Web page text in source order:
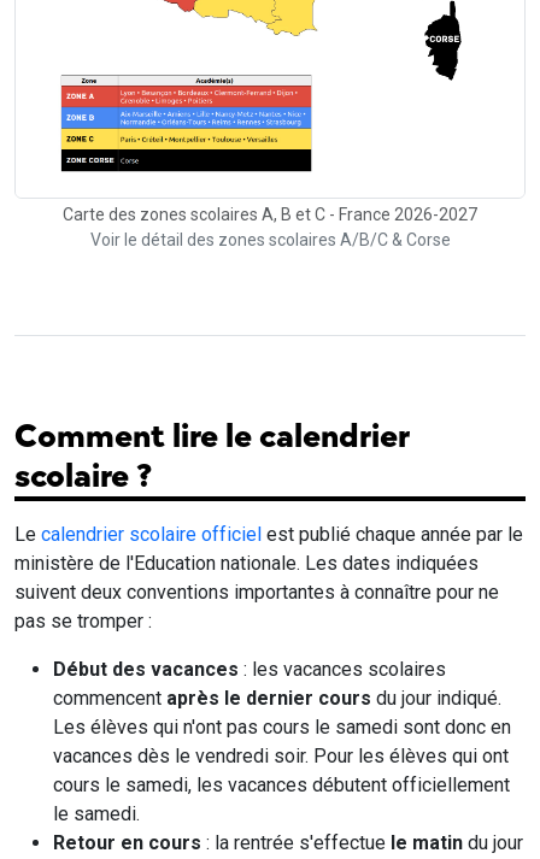
Carte des zones scolaires A, B et C - France 2026-2027
Voir le détail des zones scolaires A/B/C & Corse
Comment lire le calendrier
scolaire ?
Le calendrier scolaire officiel est publié chaque année par le
ministère de l'Education nationale. Les dates indiquées
suivent deux conventions importantes à connaître pour ne
pas se tromper :
Début des vacances : les vacances scolaires
commencent après le dernier cours du jour indiqué.
Les élèves qui n'ont pas cours le samedi sont donc en
vacances dès le vendredi soir. Pour les élèves qui ont
cours le samedi, les vacances débutent officiellement
le samedi.
Retour en cours : la rentrée s'effectue le matin du jour